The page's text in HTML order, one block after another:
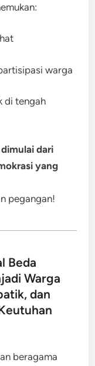
warga
di tengah
dari
yang
pegangan!
Beda
Warga
dan
beragama